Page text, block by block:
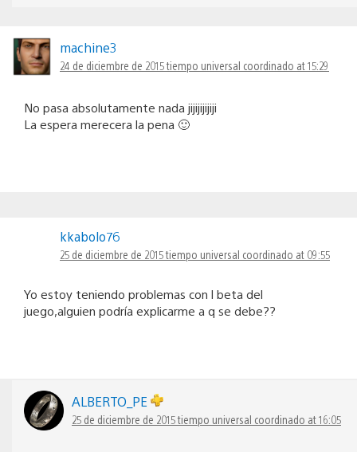
machine3
24 de diciembre de 2015 tiempo universal coordinado at 15:29
No pasa absolutamente nada jijijijijiji
La espera merecera la pena 🙂
kkabolo76
25 de diciembre de 2015 tiempo universal coordinado at 09:55
Yo estoy teniendo problemas con l beta del
juego,alguien podría explicarme a q se debe??
ALBERTO_PE
25 de diciembre de 2015 tiempo universal coordinado at 16:05